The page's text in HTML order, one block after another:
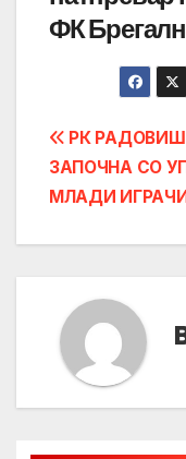
ФК
Post
РК РАДОВИШ
ЗАПОЧНА СО
МЛАДИ